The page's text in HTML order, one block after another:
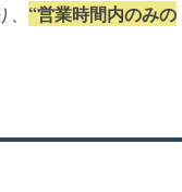
“営業時間内のみの